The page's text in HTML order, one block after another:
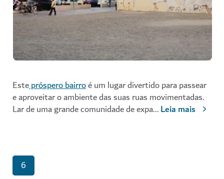
Estepróspero bairroé um lugar divertido para passear
e aproveitar o ambiente das suas ruas movimentadas.
Lar de uma grande comunidade de expa...Leia mais
6